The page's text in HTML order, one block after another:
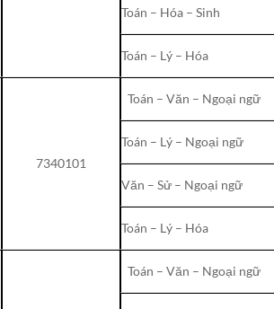
Toán – Hóa – Sinh
Toán – Lý – Hóa
7340101
Toán – Văn – Ngoại ngữ
Toán – Lý – Ngoại ngữ
Văn – Sử – Ngoại ngữ
Toán – Lý – Hóa
Toán – Văn – Ngoại ngữ